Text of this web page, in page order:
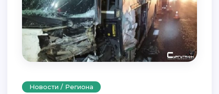
Новости / Региона